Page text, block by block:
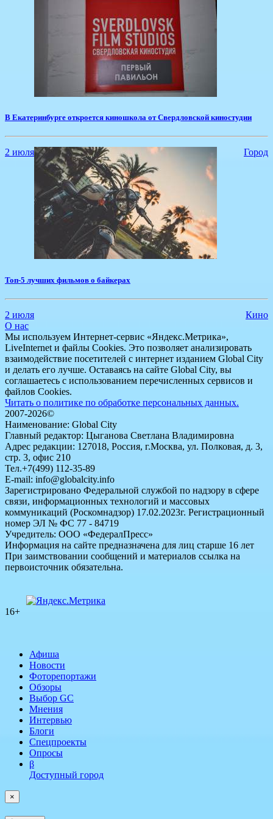
В Екатеринбурге откроется киношкола от Свердловской киностудии
2 июля Город
Топ-5 лучших фильмов о байкерах
2 июля
Кино
О нас
Мы используем Интернет-сервис «Яндекс.Метрика»,
LiveInternet и файлы Cookies. Это позволяет анализировать
взаимодействие посетителей с интернет изданием Global City
и делать его лучше. Оставаясь на сайте Global City, вы
соглашаетесь с использованием перечисленных сервисов и
файлов Cookies.
Читать о политике по обработке персональных данных.
2007-2026©
Наименование: Global City
Главный редактор: Цыганова Светлана Владимировна
Адрес редакции: 127018, Россия, г.Москва, ул. Полковая, д. 3,
стр. 3, офис 210
Тел.+7(499) 112-35-89
E-mail: info@globalcity.info
Зарегистрировано Федеральной службой по надзору в сфере
связи, информационных технологий и массовых
коммуникаций (Роскомнадзор) 17.02.2023г. Регистрационный
номер ЭЛ № ФС 77 - 84719
Учредитель: ООО «ФедералПресс»
Информация на сайте предназначена для лиц старше 16 лет
При заимствовании сообщений и материалов ссылка на
первоисточник обязательна.
16+
Афиша
Новости
Фоторепортажи
Обзоры
Выбор GC
Мнения
Интервью
Блоги
Спецпроекты
Опросы
β
Доступный город
×